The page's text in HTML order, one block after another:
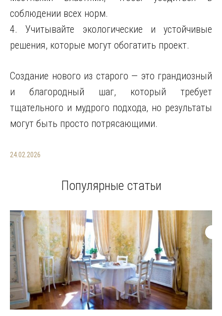
соблюдении всех норм.
4. Учитывайте экологические и устойчивые
решения, которые могут обогатить проект.
Создание нового из старого — это грандиозный
и благородный шаг, который требует
тщательного и мудрого подхода, но результаты
могут быть просто потрясающими.
24.02.2026
Популярные статьи